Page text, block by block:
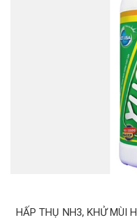
HẤP THỤ NH3, KHỬ MÙI